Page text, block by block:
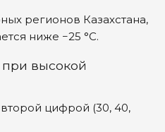
регионов Казахстана,
ниже −25 °C.
высокой
цифрой (30, 40,